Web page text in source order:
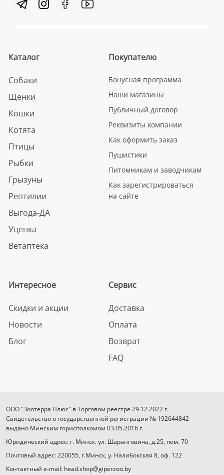
Каталог
Собаки
Щенки
Кошки
Котята
Птицы
Рыбки
Грызуны
Рептилии
Выгода-ДА
Уценка
Ветаптека
Покупателю
Бонусная программа
Наши магазины
Публичный договор
Реквизиты компании
Как оформить заказ
Пушистики
Питомникам и заводчикам
Как зарегистрироваться
на сайте
Интересное
Скидки и акции
Новости
Блог
Сервис
Доставка
Оплата
Возврат
FAQ
ООО "Зоотерра Плюс" в Торговом реестре 29.12.2022 г.
Свидетельство о государственной регистрации № 192644842
выдано Минским горисполкомом 03.05.2016 г.
Юридический адрес: г. Минск. ул. Шаранговича, д.25, пом. 70
Почтовый адрес: 220055, г.Минск, у. Налибокская 8, оф. 122
Контактный e-mail: head.shop@giperzoo.by